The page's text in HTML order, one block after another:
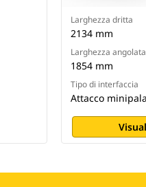
Larghezza dritta
2134 mm
Larghezza angolata
1854 mm
Tipo di interfaccia
Attacco